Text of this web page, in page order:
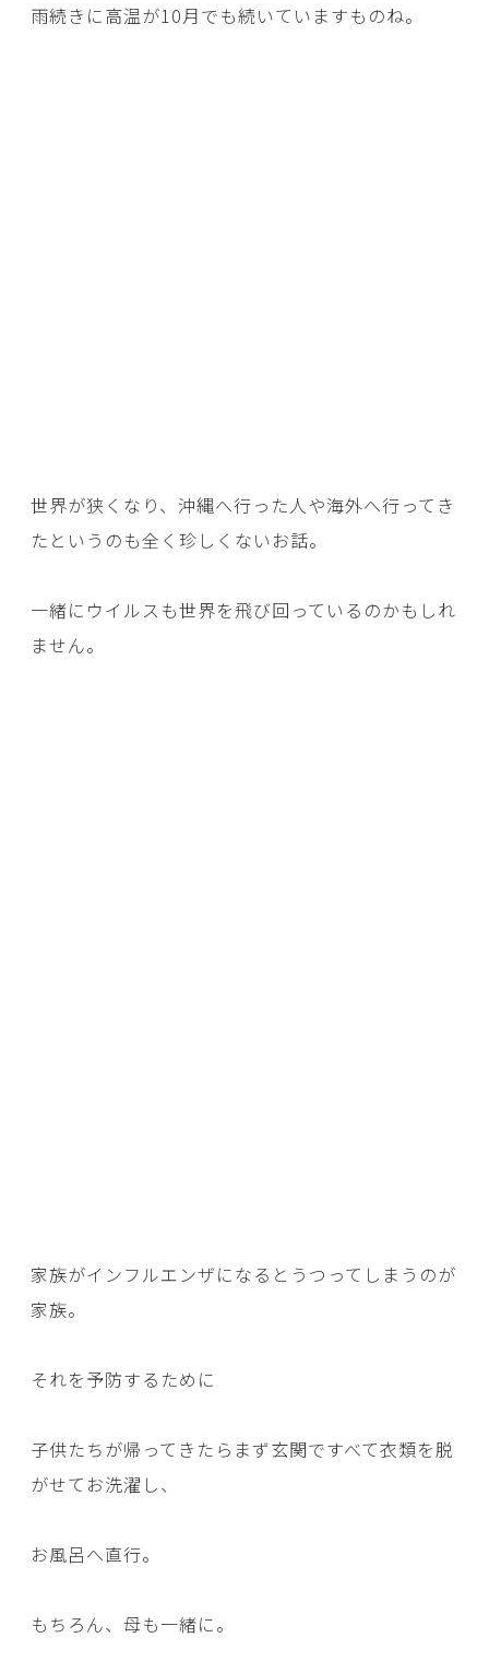
雨続きに高温が10月でも続いていますものね。
世界が狭くなり、沖縄へ行った人や海外へ行ってき
たというのも全く珍しくないお話。
一緒にウイルスも世界を飛び回っているのかもしれ
ません。
家族がインフルエンザになるとうつってしまうのが
家族。
それを予防するために
子供たちが帰ってきたらまず玄関ですべて衣類を脱
がせてお洗濯し、
お風呂へ直行。
もちろん、母も一緒に。